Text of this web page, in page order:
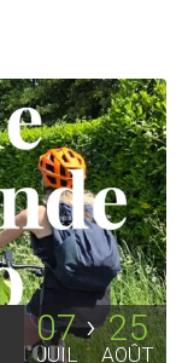
07
JUIL
25
AOÛT